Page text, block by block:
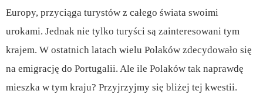
Europy, przyciąga turystów z całego świata swoimi
urokami. Jednak nie tylko turyści są zainteresowani tym
krajem. W ostatnich latach wielu Polaków zdecydowało się
na emigrację do Portugalii. Ale ile Polaków tak naprawdę
mieszka w tym kraju? Przyjrzyjmy się bliżej tej kwestii.